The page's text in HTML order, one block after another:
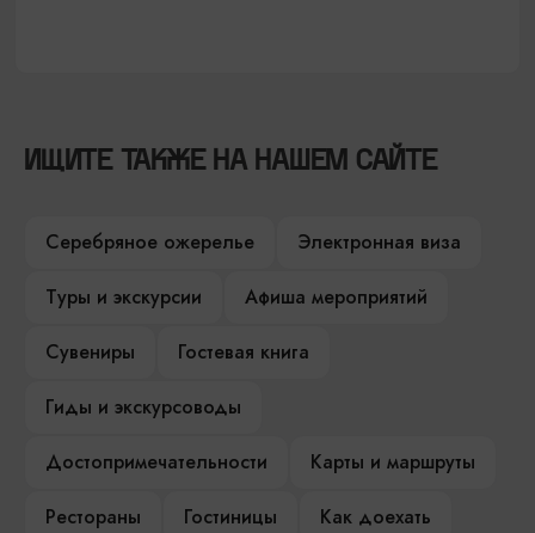
ИЩИТЕ ТАКЖЕ НА НАШЕМ САЙТЕ
Серебряное ожерелье
Электронная виза
Туры и экскурсии
Афиша мероприятий
Сувениры
Гостевая книга
Гиды и экскурсоводы
Достопримечательности
Карты и маршруты
Рестораны
Гостиницы
Как доехать